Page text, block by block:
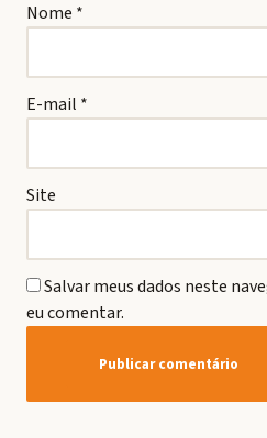
Nome *
E-mail *
Site
Salvar meus dados neste
eu comentar.